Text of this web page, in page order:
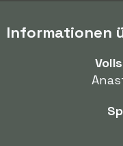
Informationen